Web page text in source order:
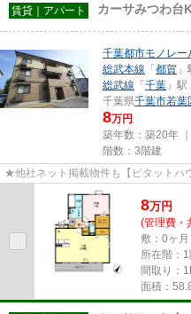
賃貸｜アパート カーサみつわ台
千葉都市モノレー
総武本線 「 都賀
総武線 「 千葉 」
千葉県千葉市若葉
8万円
築年数：築20年
階数：3階建
★他社ネット掲載物件も【ピタットハ
8万円
(管理費・
敷：0ヶ
所在階：
間取り：
面積：